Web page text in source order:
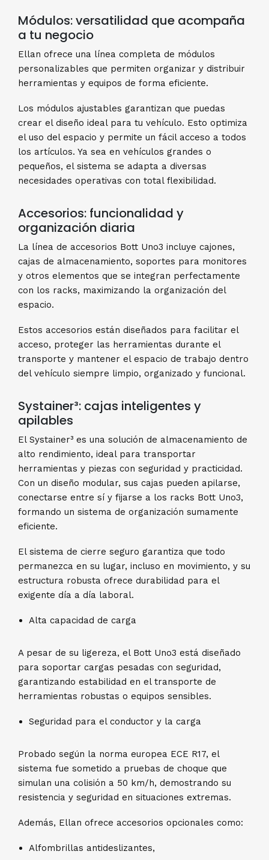
Módulos: versatilidad que acompaña
a tu negocio
Ellan ofrece una línea completa de módulos
personalizables que permiten organizar y distribuir
herramientas y equipos de forma eficiente.
Los módulos ajustables garantizan que puedas
crear el diseño ideal para tu vehículo. Esto optimiza
el uso del espacio y permite un fácil acceso a todos
los artículos. Ya sea en vehículos grandes o
pequeños, el sistema se adapta a diversas
necesidades operativas con total flexibilidad.
Accesorios: funcionalidad y
organización diaria
La línea de accesorios Bott Uno3 incluye cajones,
cajas de almacenamiento, soportes para monitores
y otros elementos que se integran perfectamente
con los racks, maximizando la organización del
espacio.
Estos accesorios están diseñados para facilitar el
acceso, proteger las herramientas durante el
transporte y mantener el espacio de trabajo dentro
del vehículo siempre limpio, organizado y funcional.
Systainer³: cajas inteligentes y
apilables
El Systainer³ es una solución de almacenamiento de
alto rendimiento, ideal para transportar
herramientas y piezas con seguridad y practicidad.
Con un diseño modular, sus cajas pueden apilarse,
conectarse entre sí y fijarse a los racks Bott Uno3,
formando un sistema de organización sumamente
eficiente.
El sistema de cierre seguro garantiza que todo
permanezca en su lugar, incluso en movimiento, y su
estructura robusta ofrece durabilidad para el
exigente día a día laboral.
Alta capacidad de carga
A pesar de su ligereza, el Bott Uno3 está diseñado
para soportar cargas pesadas con seguridad,
garantizando estabilidad en el transporte de
herramientas robustas o equipos sensibles.
Seguridad para el conductor y la carga
Probado según la norma europea ECE R17, el
sistema fue sometido a pruebas de choque que
simulan una colisión a 50 km/h, demostrando su
resistencia y seguridad en situaciones extremas.
Además, Ellan ofrece accesorios opcionales como:
Alfombrillas antideslizantes,